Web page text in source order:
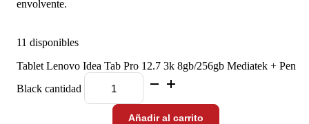
envolvente.
11 disponibles
Tablet Lenovo Idea Tab Pro 12.7 3k 8gb/256gb Mediatek + Pen
Black cantidad
Añadir al carrito